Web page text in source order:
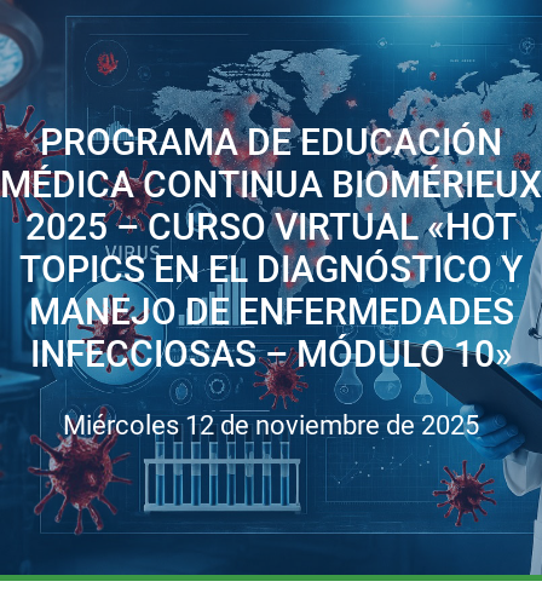
PROGRAMA DE EDUCACIÓN
MÉDICA CONTINUA BIOMÉRIEUX
2025 – CURSO VIRTUAL «HOT
TOPICS EN EL DIAGNÓSTICO Y
MANEJO DE ENFERMEDADES
INFECCIOSAS – MÓDULO 10»
Miércoles 12 de noviembre de 2025